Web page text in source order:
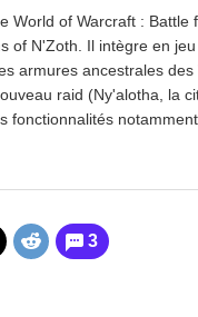
World of Warcraft : Battle
of N'Zoth. Il intègre en
armures ancestrales
raid (Ny'alotha, la
fonctionnalités
3